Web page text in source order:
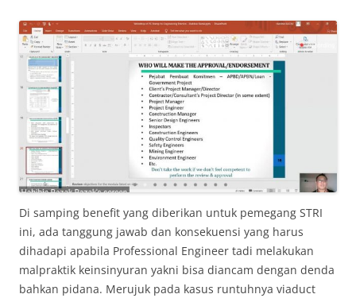
Di samping benefit yang diberikan untuk pemegang STRI
ini, ada tanggung jawab dan konsekuensi yang harus
dihadapi apabila Professional Engineer tadi melakukan
malpraktik keinsinyuran yakni bisa diancam dengan denda
bahkan pidana. Merujuk pada kasus runtuhnya viaduct